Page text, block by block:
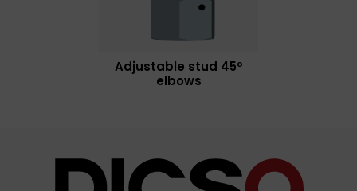
Adjustable stud 45º
elbows